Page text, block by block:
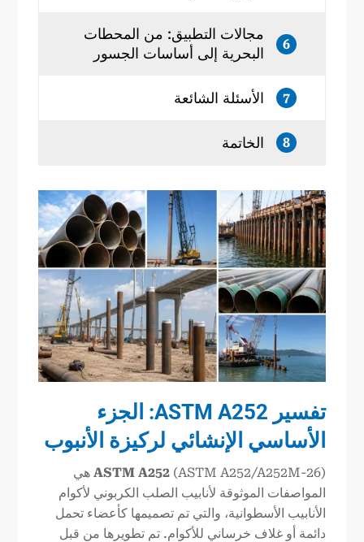
6
مجالات التطبيق: من المحطات
البحرية إلى أساسات الجسور
7 الأسئلة الشائعة
8 الخاتمة
تفسير ASTM A252
: الجزء
الأساسي الإنشائي لركيزة الأنبوب
ASTM A252
(ASTM A252/A252M-26) هي
المواصفات الموثوقة لأنابيب الصلب الكربوني لأكوام
الأنابيب الأسطوانية، والتي تم تصميمها كأعضاء تحمل
دائمة أو غلاف خرساني للأكوام. تم تطويرها من قبل